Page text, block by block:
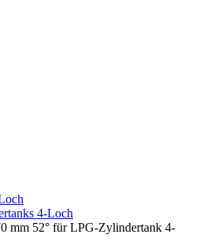
4-Loch
mm 52° für LPG-Zylindertank 4-